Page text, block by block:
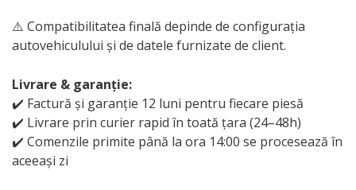
⚠️ Compatibilitatea finală depinde de configurația
autovehiculului și de datele furnizate de client.
Livrare & garanție:
✔️ Factură și garanție 12 luni pentru fiecare piesă
✔️ Livrare prin curier rapid în toată țara (24–48h)
✔️ Comenzile primite până la ora 14:00 se procesează în
aceeași zi